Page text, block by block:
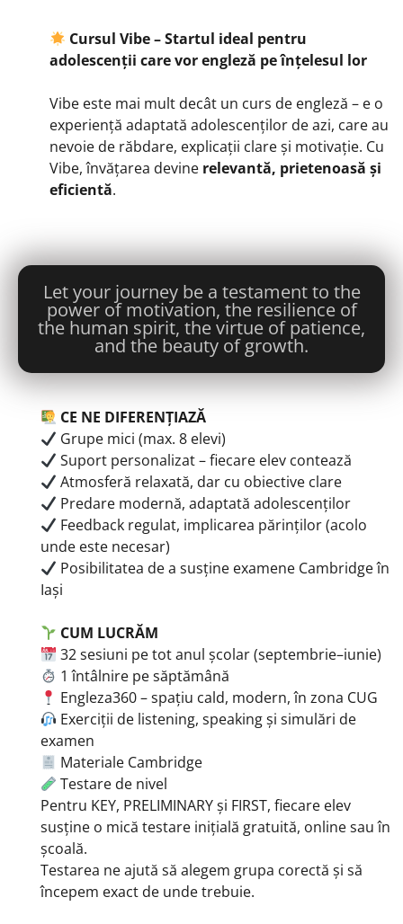
Cursul Vibe – Startul ideal pentru
adolescenții care vor engleză pe înțelesul lor
Vibe este mai mult decât un curs de engleză – e o
experiență adaptată adolescenților de azi, care au
nevoie de răbdare, explicații clare și motivație. Cu
Vibe, învățarea devine relevantă, prietenoasă și
eficientă.
Let your journey be a testament to the
power of motivation, the resilience of
the human spirit, the virtue of patience,
and the beauty of growth.
CE NE DIFERENȚIAZĂ
Grupe mici (max. 8 elevi)
Suport personalizat – fiecare elev contează
Atmosferă relaxată, dar cu obiective clare
Predare modernă, adaptată adolescenților
Feedback regulat, implicarea părinților (acolo
unde este necesar)
Posibilitatea de a susține examene Cambridge în
Iași
CUM LUCRĂM
32 sesiuni pe tot anul școlar (septembrie–iunie)
1 întâlnire pe săptămână
Engleza360 – spațiu cald, modern, în zona CUG
Exerciții de listening, speaking și simulări de
examen
Materiale Cambridge
Testare de nivel
Pentru KEY, PRELIMINARY și FIRST, fiecare elev
susține o mică testare inițială gratuită, online sau în
școală.
Testarea ne ajută să alegem grupa corectă și să
începem exact de unde trebuie.